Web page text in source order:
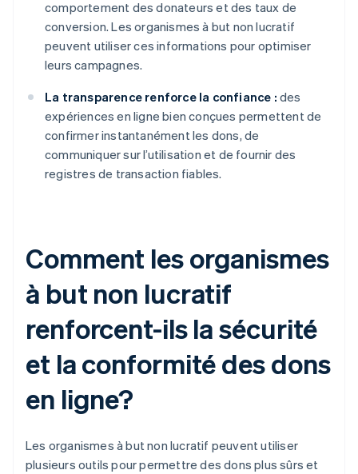
comportement des donateurs et des taux de
conversion. Les organismes à but non lucratif
peuvent utiliser ces informations pour optimiser
leurs campagnes.
La transparence renforce la confiance : des
expériences en ligne bien conçues permettent de
confirmer instantanément les dons, de
communiquer sur l’utilisation et de fournir des
registres de transaction fiables.
Comment les organismes
à but non lucratif
renforcent-ils la sécurité
et la conformité des dons
en ligne?
Les organismes à but non lucratif peuvent utiliser
plusieurs outils pour permettre des dons plus sûrs et